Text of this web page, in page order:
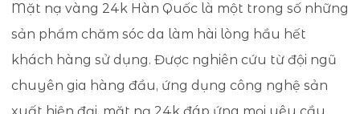
Mặt nạ vàng 24k Hàn Quốc là một trong số những
sản phẩm chăm sóc da làm hài lòng hầu hết
khách hàng sử dụng. Được nghiên cứu từ đội ngũ
chuyên gia hàng đầu, ứng dụng công nghệ sản